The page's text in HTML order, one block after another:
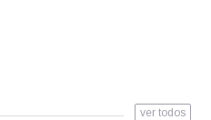
ver todos